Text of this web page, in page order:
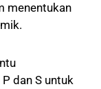
menentukan
dan S untuk